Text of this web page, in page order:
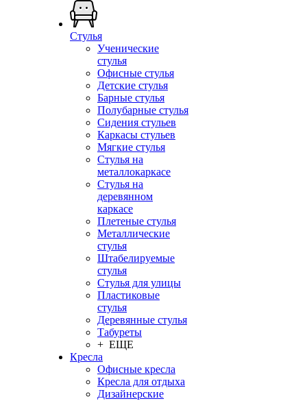
Стулья
Ученические
стулья
Офисные стулья
Детские стулья
Барные стулья
Полубарные стулья
Сидения стульев
Каркасы стульев
Мягкие стулья
Стулья на
металлокаркасе
Стулья на
деревянном
каркасе
Плетеные стулья
Металлические
стулья
Штабелируемые
стулья
Стулья для улицы
Пластиковые
стулья
Деревянные стулья
Табуреты
+ ЕЩЕ
Кресла
Офисные кресла
Кресла для отдыха
Дизайнерские